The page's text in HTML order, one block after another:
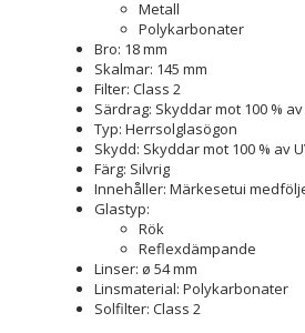
Metall
Polykarbonater
Bro: 18 mm
Skalmar: 145 mm
Filter: Class 2
Särdrag: Skyddar mot 100 %
Typ: Herrsolglasögon
Skydd: Skyddar mot 100 % av
Färg: Silvrig
Innehåller: Märkesetui
Glastyp:
Rök
Reflexdämpande
Linser: ø 54 mm
Linsmaterial: Polykarbonater
Solfilter: Class 2